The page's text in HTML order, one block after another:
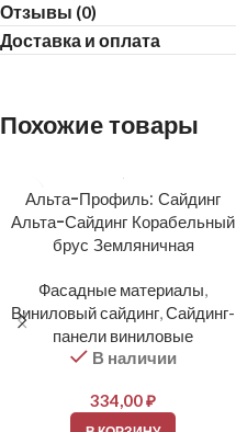
Отзывы (0)
Доставка и оплата
Похожие товары
Альта-Профиль: Сайдинг
Альта-Сайдинг Корабельный
брус Земляничная
Фасадные материалы,
Виниловый сайдинг,Сайдинг-
панели виниловые
В наличии
334,00₽